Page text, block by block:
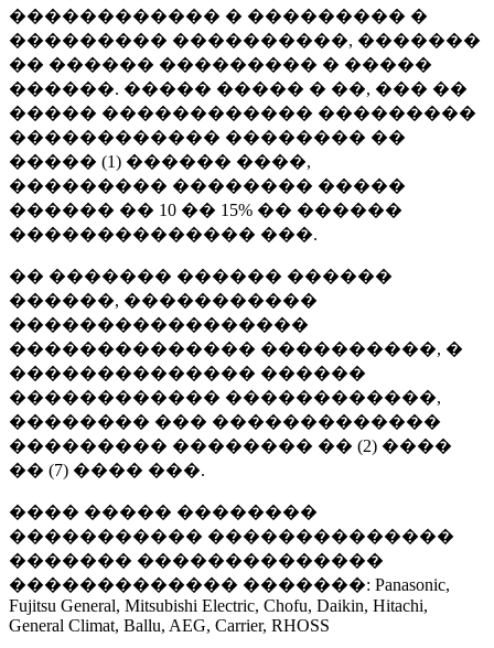
������������ � ��������� �
��������� ����������, �������
�� ������ ��������� � �����
������. ����� ����� � ��, ��� ��
����� ������������ ���������
������������ �������� ��
����� (1) ������ ����,
��������� �������� �����
������ �� 10 �� 15% �� ������
�������������� ���.
�� ������� ������ ������
������, �����������
�����������������
�������������� ����������, �
�������������� ������
������������ ������������,
�������� ��� �������������
��������� �������� �� (2) ����
�� (7) ���� ���.
���� ����� ��������
����������� ��������������
������� ��������������
������������� �������: Panasonic,
Fujitsu General, Mitsubishi Electric, Chofu, Daikin, Hitachi,
General Climat, Ballu, AEG, Carrier, RHOSS